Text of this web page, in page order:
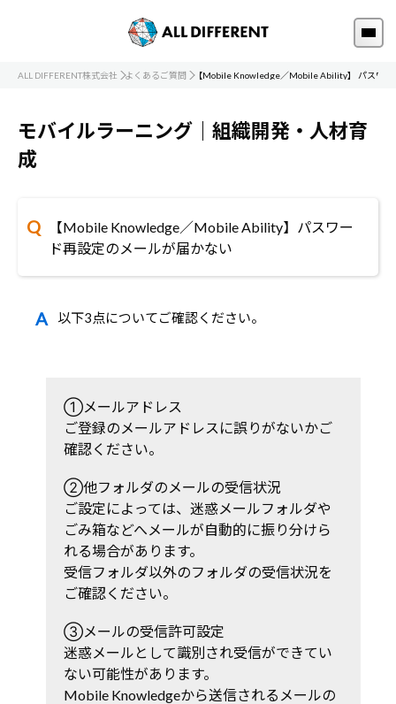
ALL DIFFERENT株式会社 よくあるご質問 【Mobile Knowledge／Mobile Ability】 パスワー
モバイルラーニング｜組織開発・人材育
成
【Mobile Knowledge／Mobile Ability】パスワー
ド再設定のメールが届かない
以下3点についてご確認ください。
①メールアドレス
ご登録のメールアドレスに誤りがないかご
確認ください。
②他フォルダのメールの受信状況
ご設定によっては、迷惑メールフォルダや
ごみ箱などへメールが自動的に振り分けら
れる場合があります。
受信フォルダ以外のフォルダの受信状況を
ご確認ください。
③メールの受信許可設定
迷惑メールとして識別され受信ができてい
ない可能性があります。
Mobile Knowledgeから送信されるメールの